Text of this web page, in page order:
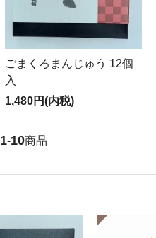
ごまくろまんじゅう 12個
入
1,480円(内税)
1-10商品